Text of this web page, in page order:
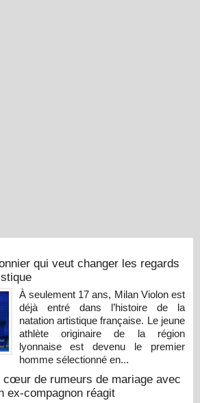
qui veut changer les regards
À seulement 17 ans, Milan Violon est
déjà entré dans l’histoire de la
natation artistique française. Le jeune
athlète originaire de la région
lyonnaise est devenu le premier
homme sélectionné en...
cœur de rumeurs de mariage avec
ex-compagnon réagit